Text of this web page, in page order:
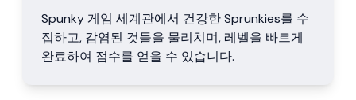
Spunky 게임 세계관에서 건강한 Sprunkies를 수
집하고, 감염된 것들을 물리치며, 레벨을 빠르게
완료하여 점수를 얻을 수 있습니다.